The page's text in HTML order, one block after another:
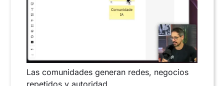
Las comunidades generan redes, negocios
repetidos y autoridad.